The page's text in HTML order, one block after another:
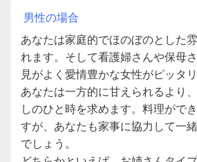
男性の場合
あなたは家庭的でほのぼのとした
れます。そして看護婦さんや保母
見がよく愛情豊かな女性がピッタリ
あなたは一方的に甘えられるより
しのひと時を求めます。料理がで
すが、あなたも家事に協力して一
でしょう。